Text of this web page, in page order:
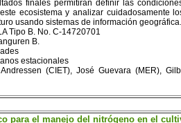
finales permitirán definir las
ecosistema y analizar cuidadosamente
usando sistemas de información geográfica.
Tipo B. No. C-14720701
B.
estacionales
(CIET), José Guevara (MER),
para el manejo del nitrógeno en el